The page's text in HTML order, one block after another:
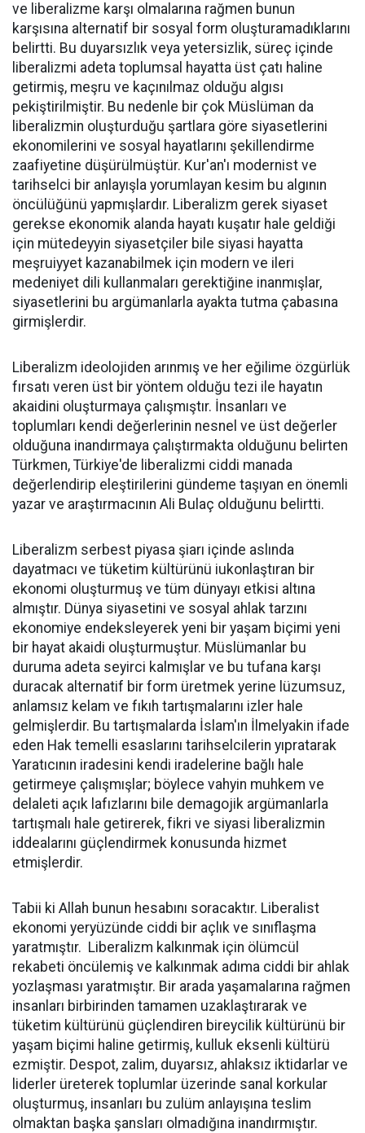
ve liberalizme karşı olmalarına rağmen bunun
karşısına alternatif bir sosyal form oluşturamadıklarını
belirtti. Bu duyarsızlık veya yetersizlik, süreç içinde
liberalizmi adeta toplumsal hayatta üst çatı haline
getirmiş, meşru ve kaçınılmaz olduğu algısı
pekiştirilmiştir. Bu nedenle bir çok Müslüman da
liberalizmin oluşturduğu şartlara göre siyasetlerini
ekonomilerini ve sosyal hayatlarını şekillendirme
zaafiyetine düşürülmüştür. Kur'an'ı modernist ve
tarihselci bir anlayışla yorumlayan kesim bu algının
öncülüğünü yapmışlardır. Liberalizm gerek siyaset
gerekse ekonomik alanda hayatı kuşatır hale geldiği
için mütedeyyin siyasetçiler bile siyasi hayatta
meşruiyyet kazanabilmek için modern ve ileri
medeniyet dili kullanmaları gerektiğine inanmışlar,
siyasetlerini bu argümanlarla ayakta tutma çabasına
girmişlerdir.
Liberalizm ideolojiden arınmış ve her eğilime özgürlük
fırsatı veren üst bir yöntem olduğu tezi ile hayatın
akaidini oluşturmaya çalışmıştır. İnsanları ve
toplumları kendi değerlerinin nesnel ve üst değerler
olduğuna inandırmaya çalıştırmakta olduğunu belirten
Türkmen, Türkiye'de liberalizmi ciddi manada
değerlendirip eleştirilerini gündeme taşıyan en önemli
yazar ve araştırmacının Ali Bulaç olduğunu belirtti.
Liberalizm serbest piyasa şiarı içinde aslında
dayatmacı ve tüketim kültürünü iukonlaştıran bir
ekonomi oluşturmuş ve tüm dünyayı etkisi altına
almıştır. Dünya siyasetini ve sosyal ahlak tarzını
ekonomiye endeksleyerek yeni bir yaşam biçimi yeni
bir hayat akaidi oluşturmuştur. Müslümanlar bu
duruma adeta seyirci kalmışlar ve bu tufana karşı
duracak alternatif bir form üretmek yerine lüzumsuz,
anlamsız kelam ve fıkıh tartışmalarını izler hale
gelmişlerdir. Bu tartışmalarda İslam'ın İlmelyakin ifade
eden Hak temelli esaslarını tarihselcilerin yıpratarak
Yaratıcının iradesini kendi iradelerine bağlı hale
getirmeye çalışmışlar; böylece vahyin muhkem ve
delaleti açık lafızlarını bile demagojik argümanlarla
tartışmalı hale getirerek, fikri ve siyasi liberalizmin
iddealarını güçlendirmek konusunda hizmet
etmişlerdir.
Tabii ki Allah bunun hesabını soracaktır. Liberalist
ekonomi yeryüzünde ciddi bir açlık ve sınıflaşma
yaratmıştır. Liberalizm kalkınmak için ölümcül
rekabeti öncülemiş ve kalkınmak adıma ciddi bir ahlak
yozlaşması yaratmıştır. Bir arada yaşamalarına rağmen
insanları birbirinden tamamen uzaklaştırarak ve
tüketim kültürünü güçlendiren bireycilik kültürünü bir
yaşam biçimi haline getirmiş, kulluk eksenli kültürü
ezmiştir. Despot, zalim, duyarsız, ahlaksız iktidarlar ve
liderler üreterek toplumlar üzerinde sanal korkular
oluşturmuş, insanları bu zulüm anlayışına teslim
olmaktan başka şansları olmadığına inandırmıştır.